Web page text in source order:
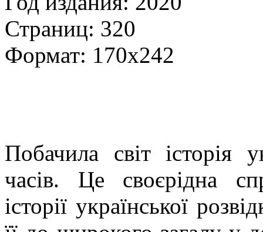
Страниц: 320
Формат: 170х242
Побачила світ історія
часів. Це своєрідна
історії української